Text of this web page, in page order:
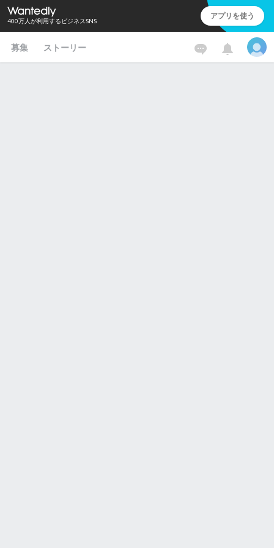
400万人が利用するビジネスSNS アプリを使う
募集 ストーリー